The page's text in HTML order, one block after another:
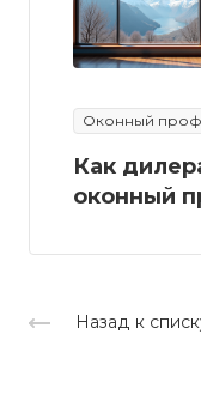
Оконный
Как
оконный
Назад к